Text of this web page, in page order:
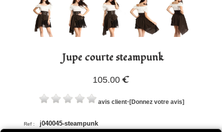
Jupe courte steampunk
105.00 €
avis client-[Donnez votre avis]
Ref : j040045-steampunk